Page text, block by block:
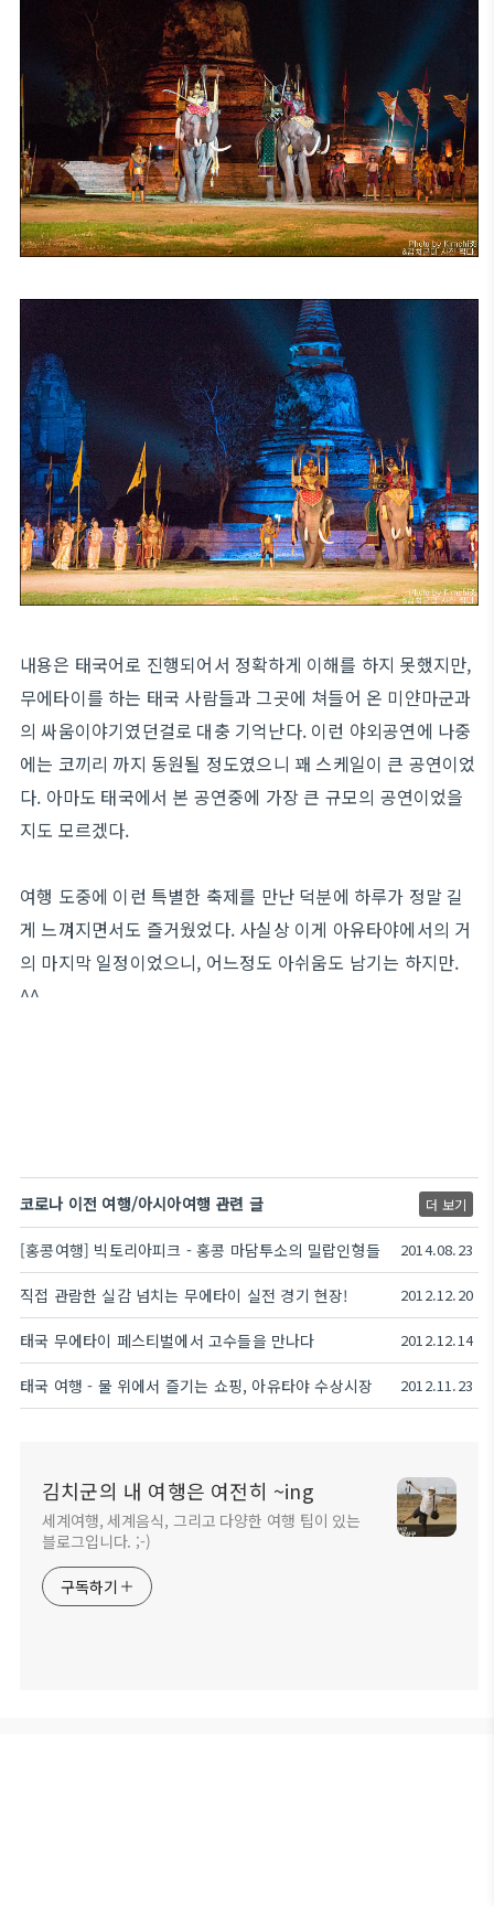
내용은 태국어로 진행되어서 정확하게 이해를 하지 못했지만,
무에타이를 하는 태국 사람들과 그곳에 쳐들어 온 미얀마군과
의 싸움이야기였던걸로 대충 기억난다. 이런 야외공연에 나중
에는 코끼리 까지 동원될 정도였으니 꽤 스케일이 큰 공연이었
다. 아마도 태국에서 본 공연중에 가장 큰 규모의 공연이었을
지도 모르겠다.
여행 도중에 이런 특별한 축제를 만난 덕분에 하루가 정말 길
게 느껴지면서도 즐거웠었다. 사실상 이게 아유타야에서의 거
의 마지막 일정이었으니, 어느정도 아쉬움도 남기는 하지만.
^^
코로나 이전 여행/아시아여행 관련 글 더 보기
[홍콩여행] 빅토리아피크 - 홍콩 마담투소의 밀랍인형들 2014.08.23
직접 관람한 실감 넘치는 무에타이 실전 경기 현장! 2012.12.20
태국 무에타이 페스티벌에서 고수들을 만나다 2012.12.14
태국 여행 - 물 위에서 즐기는 쇼핑, 아유타야 수상시장 2012.11.23
김치군의 내 여행은 여전히 ~ing
세계여행, 세계음식, 그리고 다양한 여행 팁이 있는
블로그입니다. ;-)
구독하기